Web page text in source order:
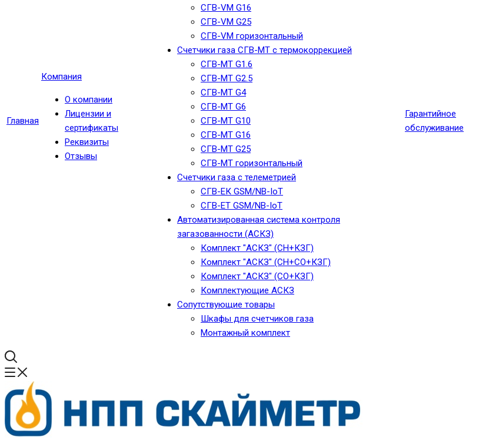
Главная
Компания
О компании
Лицензии и
сертификаты
Реквизиты
Отзывы
СГВ-VM G16
СГВ-VM G25
СГВ-VM горизонтальный
Счетчики газа СГВ-МТ с термокоррекцией
СГВ-МТ G1.6
СГВ-МТ G2.5
СГВ-МТ G4
СГВ-МТ G6
СГВ-МТ G10
СГВ-МТ G16
СГВ-МТ G25
СГВ-MT горизонтальный
Счетчики газа с телеметрией
СГВ-ЕК GSM/NB-IoT
СГВ-ЕТ GSM/NB-IoT
Автоматизированная система контроля
загазованности (АСКЗ)
Комплект "АСКЗ" (СН+КЗГ)
Комплект "АСКЗ" (СН+СО+КЗГ)
Комплект "АСКЗ" (СО+КЗГ)
Комплектующие АСКЗ
Сопутствующие товары
Шкафы для счетчиков газа
Монтажный комплект
Гарантийное
обслуживание